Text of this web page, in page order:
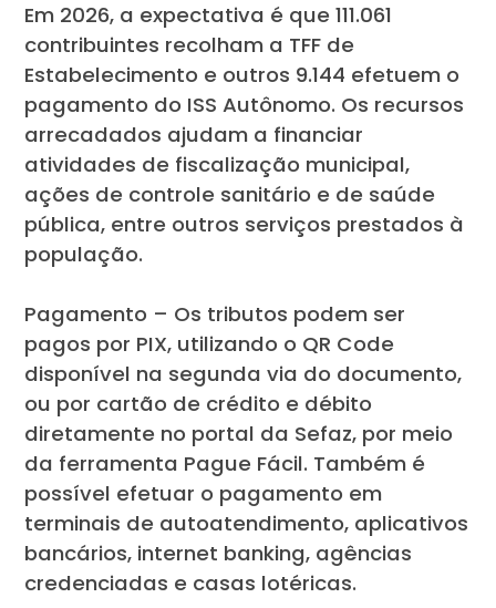
Em 2026, a expectativa é que 111.061
contribuintes recolham a TFF de
Estabelecimento e outros 9.144 efetuem o
pagamento do ISS Autônomo. Os recursos
arrecadados ajudam a financiar
atividades de fiscalização municipal,
ações de controle sanitário e de saúde
pública, entre outros serviços prestados à
população.
Pagamento – Os tributos podem ser
pagos por PIX, utilizando o QR Code
disponível na segunda via do documento,
ou por cartão de crédito e débito
diretamente no portal da Sefaz, por meio
da ferramenta Pague Fácil. Também é
possível efetuar o pagamento em
terminais de autoatendimento, aplicativos
bancários, internet banking, agências
credenciadas e casas lotéricas.